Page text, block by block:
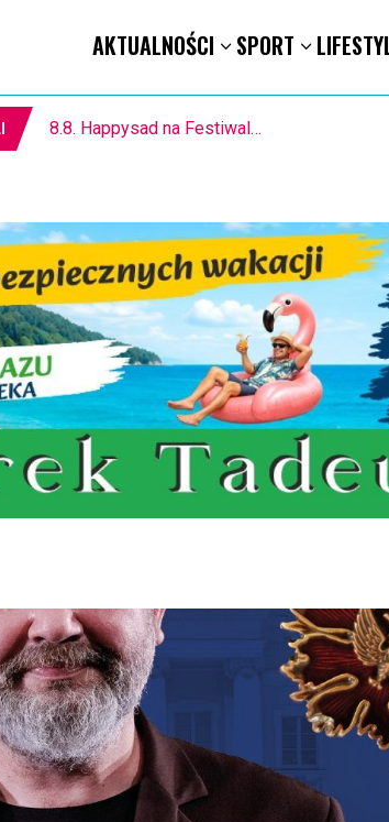
AKTUALNOŚCI SPORT
REGION. Mołdawska współpraca Powiatu